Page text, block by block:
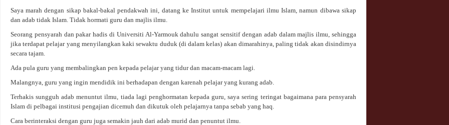
Saya marah dengan sikap bakal-bakal pendakwah ini, datang ke Institut untuk mempelajari ilmu Islam, namun dibawa sikap
dan adab tidak Islam. Tidak hormati guru dan majlis ilmu.
Seorang pensyarah dan pakar hadis di Universiti Al-Yarmouk dahulu sangat sensitif dengan adab dalam majlis ilmu, sehingga
jika terdapat pelajar yang menyilangkan kaki sewaktu duduk (di dalam kelas) akan dimarahinya, paling tidak akan disindirnya
secara tajam.
Ada pula guru yang membalingkan pen kepada pelajar yang tidur dan macam-macam lagi.
Malangnya, guru yang ingin mendidik ini berhadapan dengan karenah pelajar yang kurang adab.
Terhakis sungguh adab menuntut ilmu, tiada lagi penghormatan kepada guru, saya sering teringat bagaimana para pensyarah
Islam di pelbagai institusi pengajian dicemuh dan dikutuk oleh pelajarnya tanpa sebab yang haq.
Cara berinteraksi dengan guru juga semakin jauh dari adab murid dan penuntut ilmu.